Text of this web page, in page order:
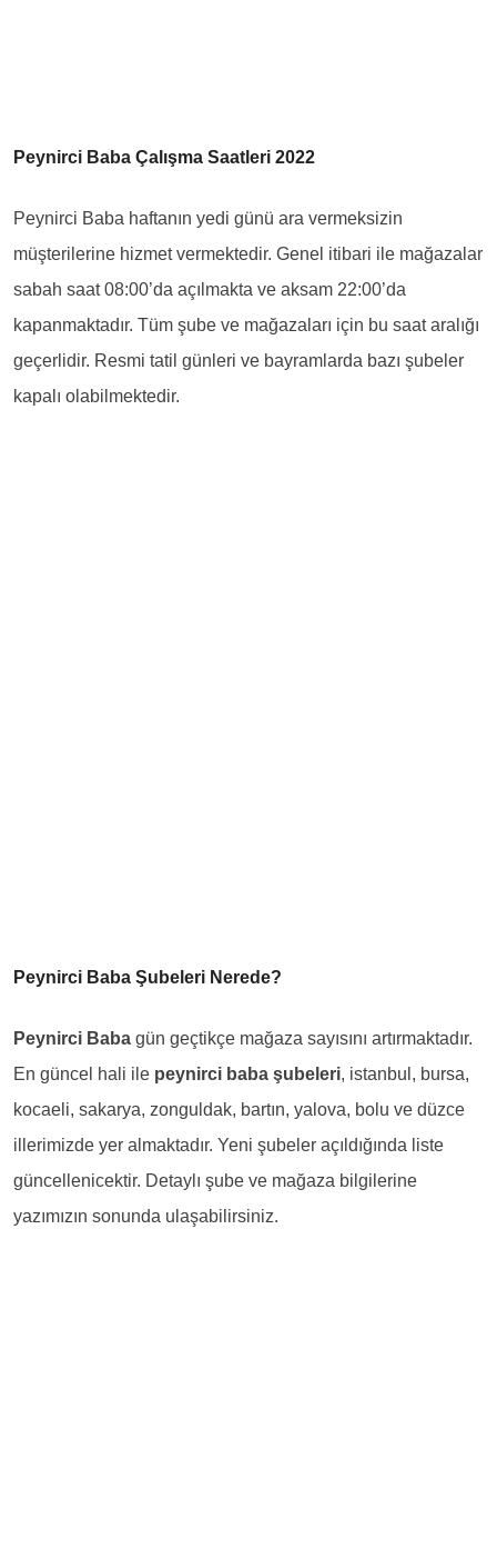
Peynirci Baba Çalışma Saatleri 2022
Peynirci Baba haftanın yedi günü ara vermeksizin
müşterilerine hizmet vermektedir. Genel itibari ile mağazalar
sabah saat 08:00’da açılmakta ve aksam 22:00’da
kapanmaktadır. Tüm şube ve mağazaları için bu saat aralığı
geçerlidir. Resmi tatil günleri ve bayramlarda bazı şubeler
kapalı olabilmektedir.
Peynirci Baba Şubeleri Nerede?
Peynirci Baba gün geçtikçe mağaza sayısını artırmaktadır.
En güncel hali ile peynirci baba şubeleri, istanbul, bursa,
kocaeli, sakarya, zonguldak, bartın, yalova, bolu ve düzce
illerimizde yer almaktadır. Yeni şubeler açıldığında liste
güncellenicektir. Detaylı şube ve mağaza bilgilerine
yazımızın sonunda ulaşabilirsiniz.